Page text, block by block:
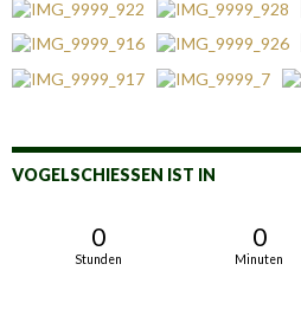
VOGELSCHIESSEN IST IN
0
Stunden
0
Minuten